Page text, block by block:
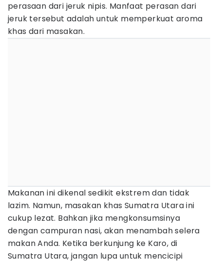
perasaan dari jeruk nipis. Manfaat perasan dari
jeruk tersebut adalah untuk memperkuat aroma
khas dari masakan.
Makanan ini dikenal sedikit ekstrem dan tidak
lazim. Namun, masakan khas Sumatra Utara ini
cukup lezat. Bahkan jika mengkonsumsinya
dengan campuran nasi, akan menambah selera
makan Anda. Ketika berkunjung ke Karo, di
Sumatra Utara, jangan lupa untuk mencicipi